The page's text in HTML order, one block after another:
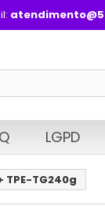
LGPD
TG240g